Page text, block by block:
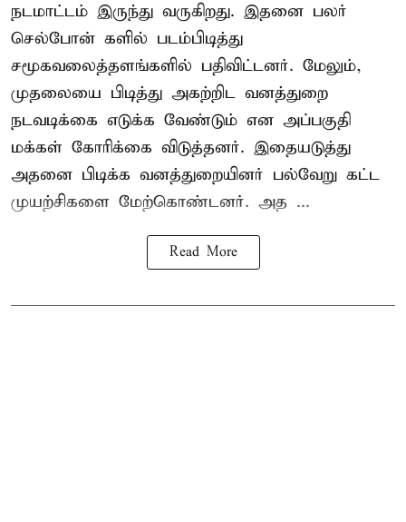
நடமாட்டம் இருந்து வருகிறது. இதனை பலர்
செல்போன் களில் படம்பிடித்து
சமூகவலைத்தளங்களில் பதிவிட்டனர். மேலும்,
முதலையை பிடித்து அகற்றிட வனத்துறை
நடவடிக்கை எடுக்க வேண்டும் என அப்பகுதி
மக்கள் கோரிக்கை விடுத்தனர். இதையடுத்து
அதனை பிடிக்க வனத்துறையினர் பல்வேறு கட்ட
முயற்சிகளை மேற்கொண்டனர். அத ...
Read More